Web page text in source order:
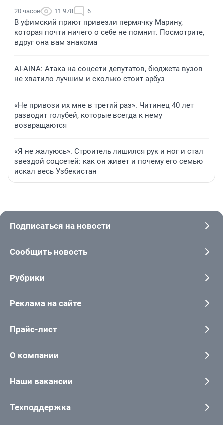
20 часов 11 978 6
В уфимский приют привезли пермячку Марину,
которая почти ничего о себе не помнит. Посмотрите,
вдруг она вам знакома
AI-AINA: Атака на соцсети депутатов, бюджета вузов
не хватило лучшим и сколько стоит арбуз
«Не привози их мне в третий раз». Читинец 40 лет
разводит голубей, которые всегда к нему
возвращаются
«Я не жалуюсь». Строитель лишился рук и ног и стал
звездой соцсетей: как он живет и почему его семью
искал весь Узбекистан
Подписаться на новости
Сообщить новость
Рубрики
Реклама на сайте
Прайс-лист
О компании
Наши вакансии
Техподдержка